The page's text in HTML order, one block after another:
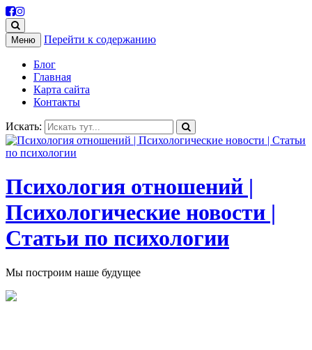
Меню Перейти к содержанию
Блог
Главная
Карта сайта
Контакты
Искать:
Психология отношений |
Психологические новости |
Статьи по психологии
Мы построим наше будущее